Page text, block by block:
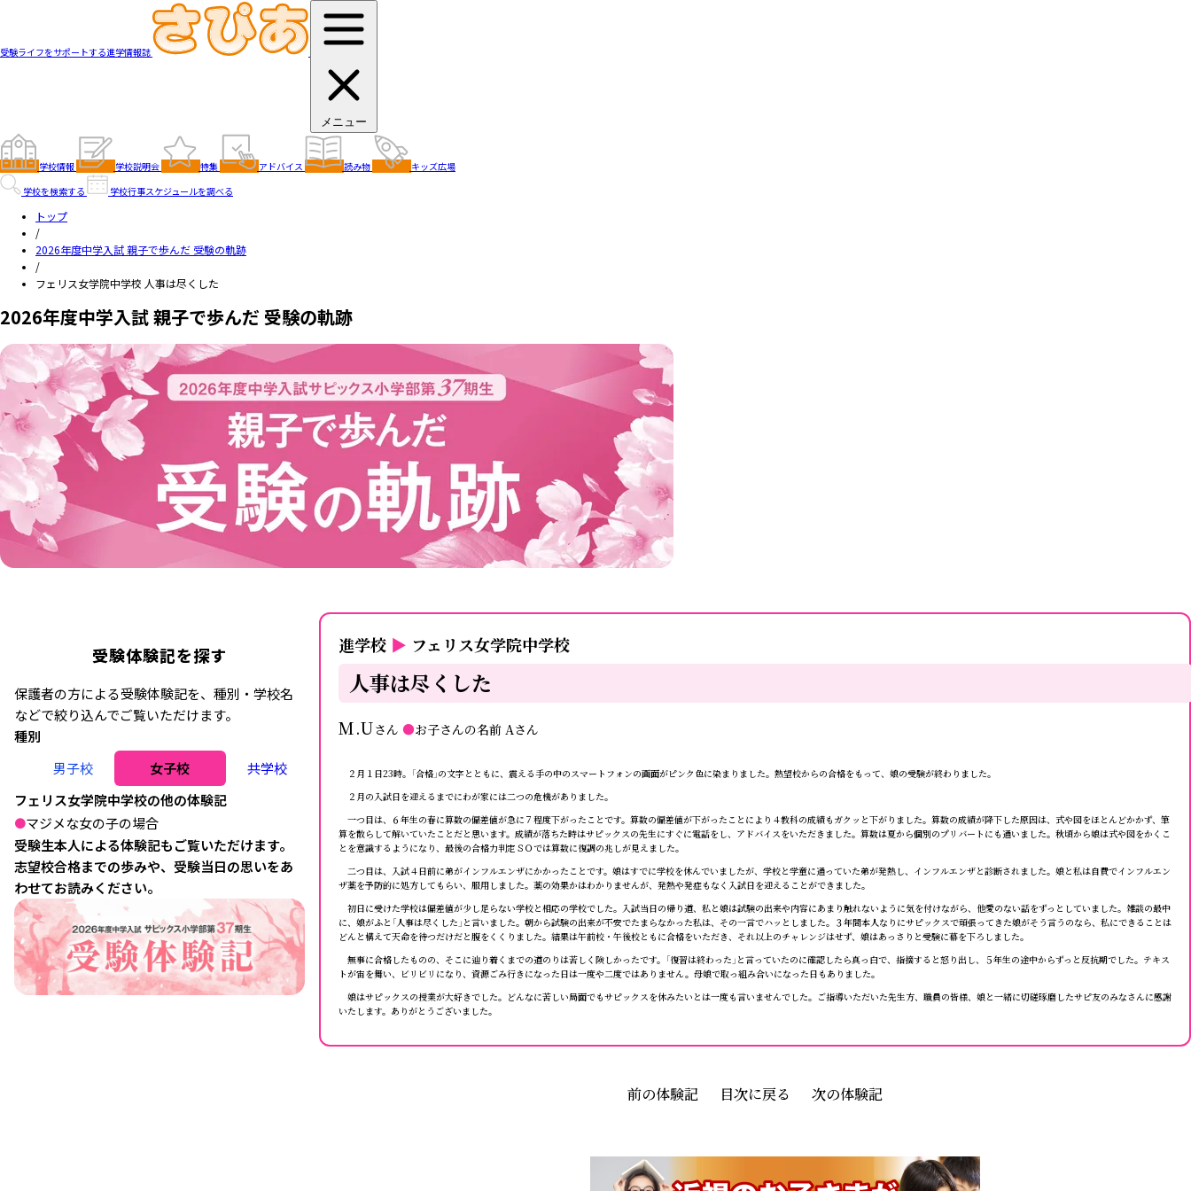
受験ライフをサポートする進学情報誌
メニュー
学校情報 学校説明会 特集 アドバイス 読み物
キッズ広場
学校を検索する
学校行事スケジュールを調べる
トップ
/
2026年度中学入試 親子で歩んだ 受験の軌跡
/
フェリス女学院中学校 人事は尽くした
2026年度中学入試 親子で歩んだ 受験の軌跡
受験体験記を探す
保護者の方による受験体験記を、種別・学校名
などで絞り込んでご覧いただけます。
種別
男子校
女子校
共学校
フェリス女学院中学校の他の体験記
●マジメな女の子の場合
受験生本人による体験記もご覧いただけます。
志望校合格までの歩みや、受験当日の思いをあ
わせてお読みください。
進学校 ▶ フェリス女学院中学校
人事は尽くした
M.Uさん ●お子さんの名前 Aさん
２月１日23時。「合格」の文字とともに、震える手の中のスマートフォンの画面がピンク色に染まりました。熱望校からの合格をもって、娘の受験が終わりました。
２月の入試日を迎えるまでにわが家には二つの危機がありました。
一つ目は、６年生の春に算数の偏差値が急に７程度下がったことです。算数の偏差値が下がったことにより４教科の成績もガクッと下がりました。算数の成績が降下した原因は、式や図をほとんどかかず、筆
算を散らして解いていたことだと思います。成績が落ちた時はサピックスの先生にすぐに電話をし、アドバイスをいただきました。算数は夏から個別のプリバートにも通いました。秋頃から娘は式や図をかくこ
とを意識するようになり、最後の合格力判定ＳＯでは算数に復調の兆しが見えました。
二つ目は、入試４日前に弟がインフルエンザにかかったことです。娘はすでに学校を休んでいましたが、学校と学童に通っていた弟が発熱し、インフルエンザと診断されました。娘と私は自費でインフルエン
ザ薬を予防的に処方してもらい、服用しました。薬の効果かはわかりませんが、発熱や発症もなく入試日を迎えることができました。
初日に受けた学校は偏差値が少し足らない学校と相応の学校でした。入試当日の帰り道、私と娘は試験の出来や内容にあまり触れないように気を付けながら、他愛のない話をずっとしていました。雑談の最中
に、娘がふと「人事は尽くした」と言いました。朝から試験の出来が不安でたまらなかった私は、その一言でハッとしました。３年間本人なりにサピックスで頑張ってきた娘がそう言うのなら、私にできることは
どんと構えて天命を待つだけだと腹をくくりました。結果は午前校・午後校ともに合格をいただき、それ以上のチャレンジはせず、娘はあっさりと受験に幕を下ろしました。
無事に合格したものの、そこに辿り着くまでの道のりは苦しく険しかったです。「復習は終わった」と言っていたのに確認したら真っ白で、指摘すると怒り出し、５年生の途中からずっと反抗期でした。テキス
トが宙を舞い、ビリビリになり、資源ごみ行きになった日は一度や二度ではありません。母娘で取っ組み合いになった日もありました。
娘はサピックスの授業が大好きでした。どんなに苦しい局面でもサピックスを休みたいとは一度も言いませんでした。ご指導いただいた先生方、職員の皆様、娘と一緒に切磋琢磨したサピ友のみなさんに感謝
いたします。ありがとうございました。
前の体験記 目次に戻る 次の体験記